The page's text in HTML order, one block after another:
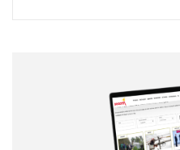
Correo electrónico